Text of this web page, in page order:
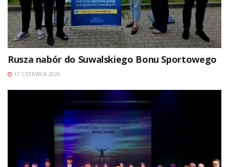
Rusza nabór do Suwalskiego Bonu Sportowego
17 CZERWCA 2026